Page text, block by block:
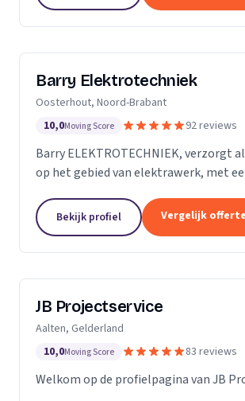
Barry Elektrotechniek
Oosterhout, Noord-Brabant
10,0Moving Score 92 reviews
Barry ELEKTROTECHNIEK, verzorgt alle uw wensen
op het gebied van elektrawerk, met
Scholen en Bedrijven. Groepenkast
Bekijk profiel Vergelijk
JB Projectservice
Aalten, Gelderland
10,0Moving Score 83 reviews
Welkom op de profielpagina van JB